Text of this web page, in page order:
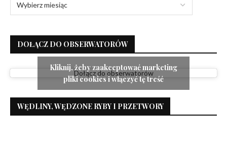
DOŁĄCZ DO OBSERWATORÓW
Dołącz do obserwatorów
Kliknij, żeby zaakceptować marketing
pliki cookies i włączyć tę treść
WĘDLINY, WĘDZONE RYBY I PRZETWORY